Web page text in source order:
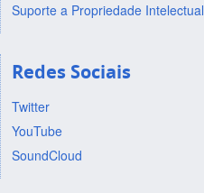
Suporte a Propriedade Intelectual
Redes Sociais
Twitter
YouTube
SoundCloud